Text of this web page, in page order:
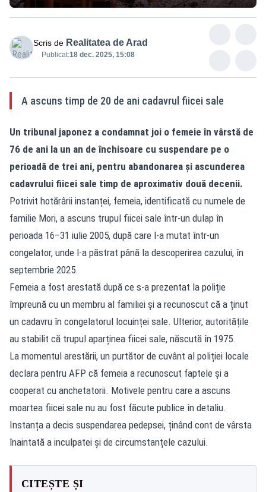
Scris de Realitatea de Arad
Publicat:18 dec. 2025, 15:08
A ascuns timp de 20 de ani cadavrul fiicei sale
Un tribunal japonez a condamnat joi o femeie în vârstă de
76 de ani la un an de închisoare cu suspendare pe o
perioadă de trei ani, pentru abandonarea și ascunderea
cadavrului fiicei sale timp de aproximativ două decenii.
Potrivit hotărârii instanței, femeia, identificată cu numele de
familie Mori, a ascuns trupul fiicei sale într-un dulap în
perioada 16–31 iulie 2005, după care l-a mutat într-un
congelator, unde l-a păstrat până la descoperirea cazului, în
septembrie 2025.
Femeia a fost arestată după ce s-a prezentat la poliție
împreună cu un membru al familiei și a recunoscut că a ținut
un cadavru în congelatorul locuinței sale. Ulterior, autoritățile
au stabilit că trupul aparținea fiicei sale, născută în 1975.
La momentul arestării, un purtător de cuvânt al poliției locale
declara pentru AFP că femeia a recunoscut faptele și a
cooperat cu anchetatorii. Motivele pentru care a ascuns
moartea fiicei sale nu au fost făcute publice în detaliu.
Instanța a decis suspendarea pedepsei, ținând cont de vârsta
înaintată a inculpatei și de circumstanțele cazului.
CITEȘTE ȘI